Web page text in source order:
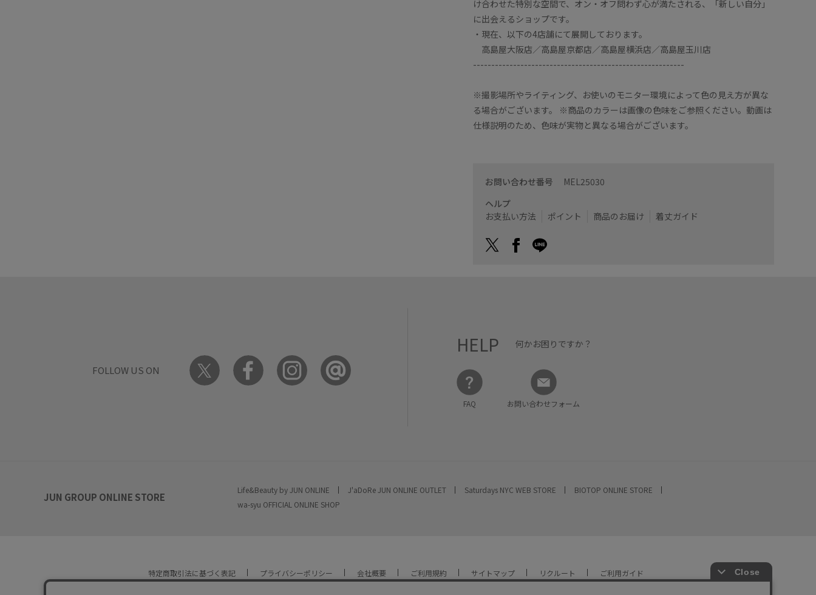
け合わせた特別な空間で、オン・オフ問わず心が満たされる、「新しい自分」
に出会えるショップです。
・現在、以下の4店舗にて展開しております。
高島屋大阪店／高島屋京都店／高島屋横浜店／高島屋玉川店
----------------------------------------------------------
※撮影場所やライティング、お使いのモニター環境によって色の見え方が異な
る場合がございます。 ※商品のカラーは画像の色味をご参照ください。動画は
仕様説明のため、色味が実物と異なる場合がございます。
お問い合わせ番号 MEL25030
ヘルプ
お支払い方法
ポイント 商品のお届け 着丈ガイド
FOLLOW US ON
HELP 何かお困りですか？
FAQ お問い合わせフォーム
JUN GROUP ONLINE STORE
Life&Beauty by JUN ONLINE J'aDoRe JUN ONLINE OUTLET Saturdays NYC WEB STORE
BIOTOP ONLINE STORE
wa-syu OFFICIAL ONLINE SHOP
特定商取引法に基づく表記 プライバシーポリシー 会社概要 ご利用規約 サイトマップ リクルート ご利用ガイド